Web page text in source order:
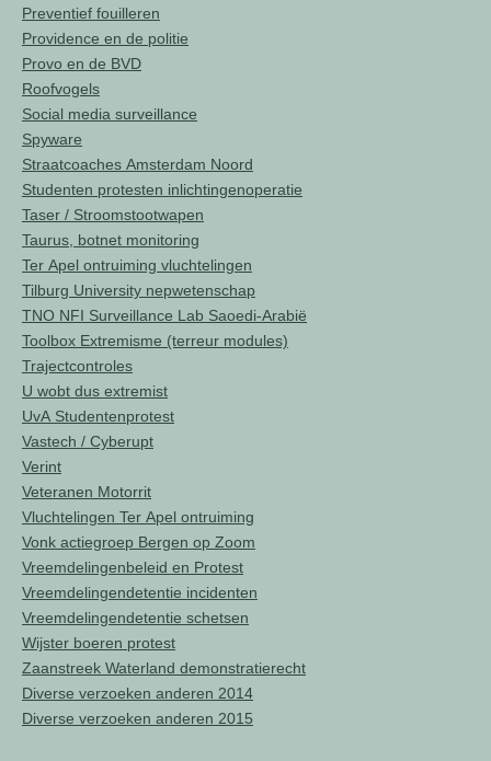
Preventief fouilleren
Providence en de politie
Provo en de BVD
Roofvogels
Social media surveillance
Spyware
Straatcoaches Amsterdam Noord
Studenten protesten inlichtingenoperatie
Taser / Stroomstootwapen
Taurus, botnet monitoring
Ter Apel ontruiming vluchtelingen
Tilburg University nepwetenschap
TNO NFI Surveillance Lab Saoedi-Arabië
Toolbox Extremisme (terreur modules)
Trajectcontroles
U wobt dus extremist
UvA Studentenprotest
Vastech / Cyberupt
Verint
Veteranen Motorrit
Vluchtelingen Ter Apel ontruiming
Vonk actiegroep Bergen op Zoom
Vreemdelingenbeleid en Protest
Vreemdelingendetentie incidenten
Vreemdelingendetentie schetsen
Wijster boeren protest
Zaanstreek Waterland demonstratierecht
Diverse verzoeken anderen 2014
Diverse verzoeken anderen 2015